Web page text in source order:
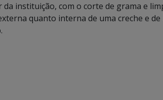
instituição, com o corte de grama e
quanto interna de uma creche e de